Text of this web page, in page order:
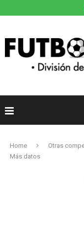
Home Otras
Más datos